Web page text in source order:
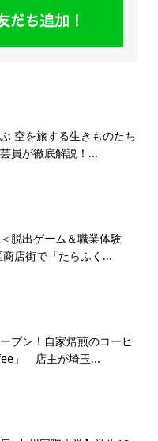
空を旅する生きものたち
員が徹底解説！...
脱出ゲーム＆職業体験
商店街で「たらふく...
プン！自家焙煎のコーヒ
」 店主が埼玉...